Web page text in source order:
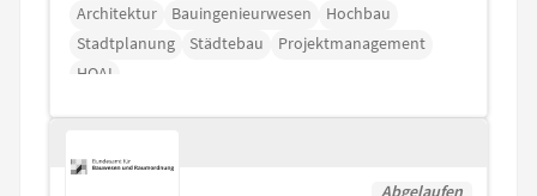
Architektur Bauingenieurwesen
Hochbau
Stadtplanung
Städtebau
Projektmanagement
HOAI
Abgelaufen